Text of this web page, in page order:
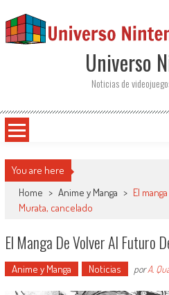
Universo
Noticias de
You are here
Home > Anime y Manga > El
Murata, cancelado
El Manga De Volver Al Futuro
Anime y Manga Noticias porA.